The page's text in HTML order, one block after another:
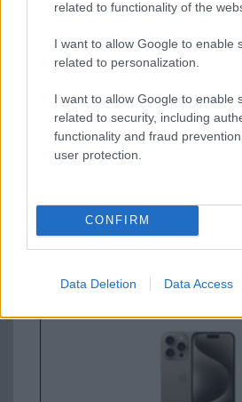
related to functionality of the
I want to allow Google to enable
related to personalization.
I want to allow Google to enable
related to security, including
functionality and fraud
user protection.
CONFIRM
Data Deletion Data Access
Új és Használt GSM kiemelt
Apple iPhone 15
Apple iPhone 15